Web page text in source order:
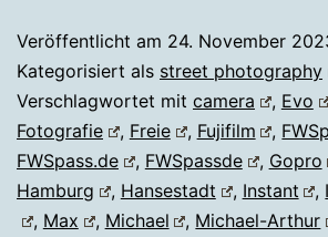
Veröffentlicht am 24. November
Kategorisiert als street photography
Verschlagwortet mit camera , Evo
Fotografie
, Freie , Fujifilm ,
FWSpass.de
, FWSpassde , Gopro
Hamburg
, Hansestadt , Instant ,
, Max , Michael , Michael-Arthur